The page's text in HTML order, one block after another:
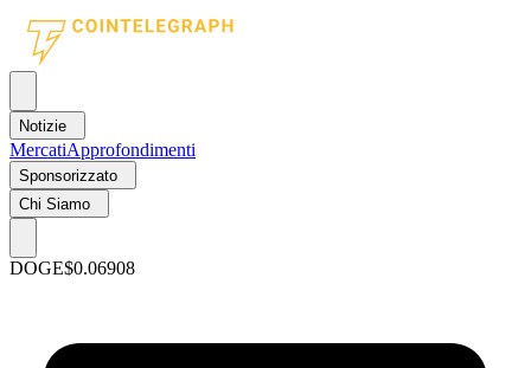
Notizie
MercatiApprofondimenti
Sponsorizzato
Chi Siamo
DOGE$0.06908